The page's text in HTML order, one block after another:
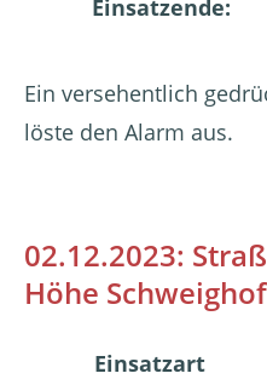
Einsatzende:
Ein versehentlich
löste den Alarm aus.
02.12.2023:
Höhe
Einsatzart